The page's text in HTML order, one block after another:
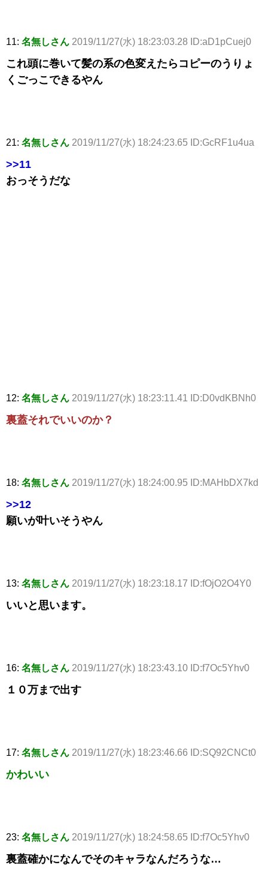
11: 名無しさん 2019/11/27(水) 18:23:03.28 ID:aD1pCuej0
これ頭に巻いて髪の系の色変えたらコピーのうりょ
くごっこできるやん
21: 名無しさん 2019/11/27(水) 18:24:23.65 ID:GcRF1u4ua
>>11
おっそうだな
12: 名無しさん 2019/11/27(水) 18:23:11.41 ID:D0vdKBNh0
裏蓋それでいいのか？
18: 名無しさん 2019/11/27(水) 18:24:00.95 ID:MAHbDX7kd
>>12
願いが叶いそうやん
13: 名無しさん 2019/11/27(水) 18:23:18.17 ID:fOjO2O4Y0
いいと思います。
16: 名無しさん 2019/11/27(水) 18:23:43.10 ID:f7Oc5Yhv0
１０万まで出す
17: 名無しさん 2019/11/27(水) 18:23:46.66 ID:SQ92CNCt0
かわいい
23: 名無しさん 2019/11/27(水) 18:24:58.65 ID:f7Oc5Yhv0
裏蓋確かになんでそのキャラなんだろうな…